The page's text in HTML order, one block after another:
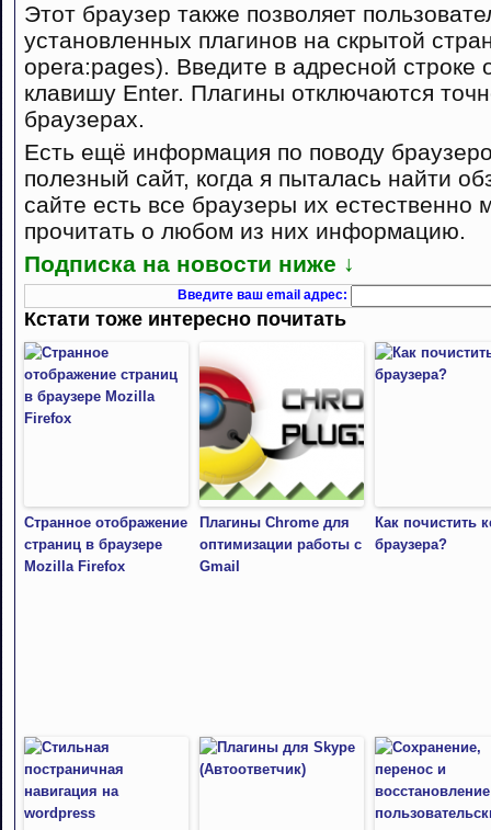
Этот браузер также позволяет
установленных плагинов на скрытой
opera:pages). Введите в адресной
клавишу Enter. Плагины отключаются
браузерах.
Есть ещё информация по поводу
полезный сайт, когда я пыталась найти
сайте есть все браузеры их естественно
прочитать о любом из них информацию.
Подписка на новости ниже ↓
Введите ваш email адрес:
Кстати тоже интересно почитать
Странное отображение
страниц в браузере
Mozilla Firefox
Плагины Chrome для
оптимизации работы с
Gmail
Как почистить
браузера?